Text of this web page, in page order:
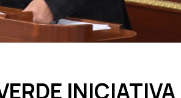
INICIATIVA